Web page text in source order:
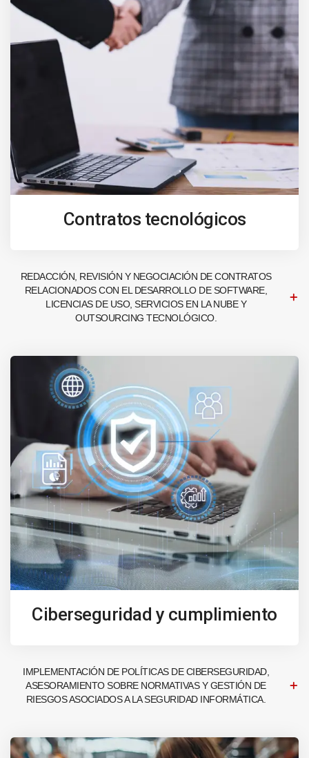
Contratos tecnológicos
REDACCIÓN, REVISIÓN Y NEGOCIACIÓN DE CONTRATOS
RELACIONADOS CON EL DESARROLLO DE SOFTWARE,
LICENCIAS DE USO, SERVICIOS EN LA NUBE Y
OUTSOURCING TECNOLÓGICO.
Ciberseguridad y cumplimiento
IMPLEMENTACIÓN DE POLÍTICAS DE CIBERSEGURIDAD,
ASESORAMIENTO SOBRE NORMATIVAS Y GESTIÓN DE
RIESGOS ASOCIADOS A LA SEGURIDAD INFORMÁTICA.